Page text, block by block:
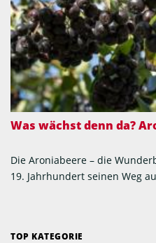
Was wächst denn da?
Die Aroniabeere – die
19. Jahrhundert seinen Weg
TOP KATEGORIE